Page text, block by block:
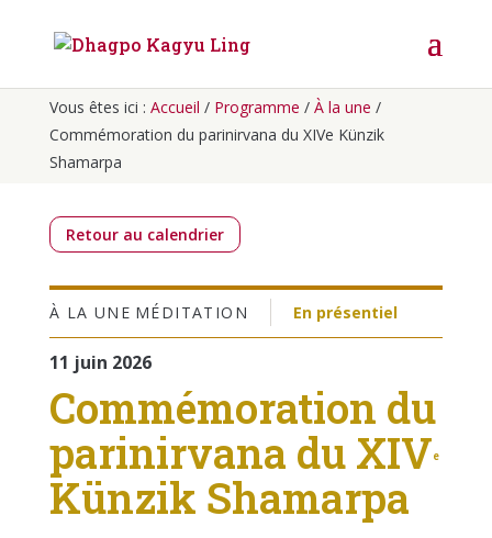
Vous êtes ici : Accueil / Programme / À la une /
Commémoration du parinirvana du XIVe Künzik
Shamarpa
Retour au calendrier
À LA UNE MÉDITATION En présentiel
11 juin 2026
Commémoration du
parinirvana du XIVe
Künzik Shamarpa